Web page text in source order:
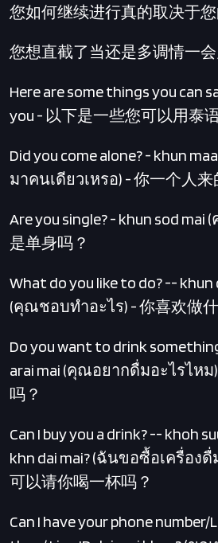
您如何继续进行真的取决于
您想直截了当还是多调情一会
Here are some things you can
you - 以下是一些您可以用泰
Did you come alone? - khun
มาคนเดียวเหรอ) - 你一个人来
Are you single? - khun sod
是单身吗？
What do you like to do? --
(คุณชอบทำอะไร) - 你喜欢做
Do you want to drink
arai mai (คุณอยากดื่มอะไรไหม
吗？
Can I buy you a drink? -- khoh
khn dai mai? (ฉันขอซื้อเครื่อง
可以请你喝一杯吗？
Can I have your phone number/